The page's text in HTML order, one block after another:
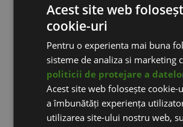
PARERI SCRISE DE CLIENTI
Ne dorim clienti multumiti si fericiti! Doar cu
continuare activitatea eCommerce din
Acest site web
cookie-uri
Pentru o experienta mai buna
sisteme de analiza si marketing
politicii de protejare a
Acest site web folosește cookie-
a îmbunătăți experiența
utilizarea site-ului nostru web,